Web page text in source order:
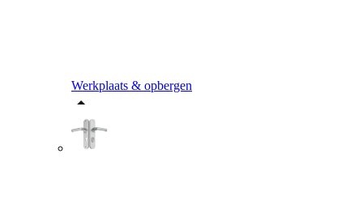
Werkplaats & opbergen